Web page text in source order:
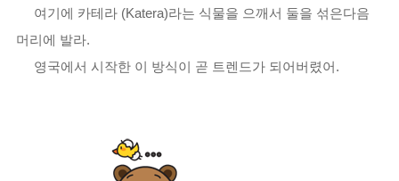
여기에 카테라 (Katera)라는 식물을 으깨서 둘을 섞은다음
머리에 발라.
영국에서 시작한 이 방식이 곧 트렌드가 되어버렸어.